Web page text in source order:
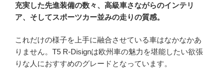
充実した先進装備の数々、高級車さながらのインテリ
ア、そしてスポーツカー並みの走りの質感。
これだけの様子を上手に融合させている車はなかなかあ
りません。T5 R-Disignは欧州車の魅力を堪能したい欲張
りな人におすすめのグレードとなっています。